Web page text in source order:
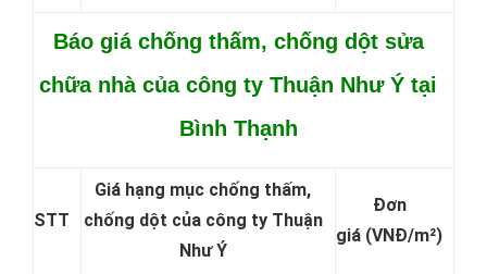
Báo giá chống thấm, chống dột sửa
chữa nhà của công ty Thuận Như Ý tại
Bình Thạnh
STT
Giá hạng mục chống thấm,
chống dột của công ty Thuận
Như Ý
Đơn
giá (VNĐ/m²)